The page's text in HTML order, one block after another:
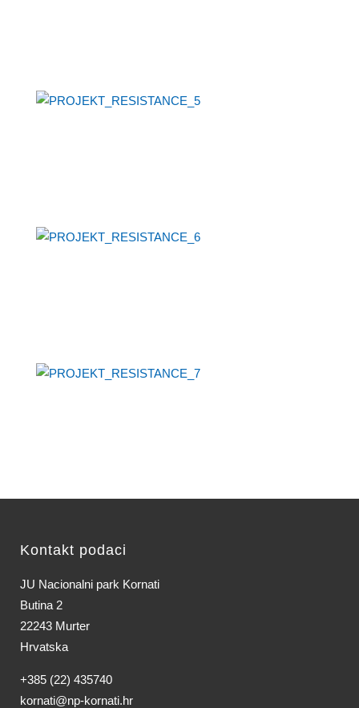
Kontakt podaci
JU Nacionalni park Kornati
Butina 2
22243 Murter
Hrvatska
+385 (22) 435740
kornati@np-kornati.hr